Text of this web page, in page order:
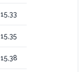
15,33
15,35
15,38